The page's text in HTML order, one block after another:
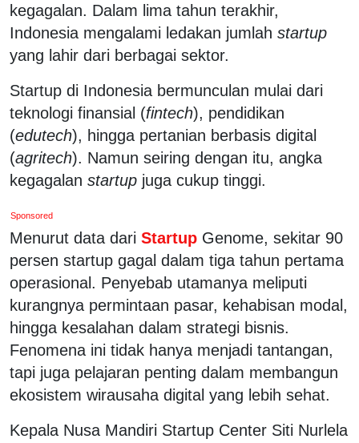
kegagalan. Dalam lima tahun terakhir,
Indonesia mengalami ledakan jumlah startup
yang lahir dari berbagai sektor.
Startup di Indonesia bermunculan mulai dari
teknologi finansial (fintech), pendidikan
(edutech), hingga pertanian berbasis digital
(agritech). Namun seiring dengan itu, angka
kegagalan startup juga cukup tinggi.
Sponsored
Menurut data dari Startup Genome, sekitar 90
persen startup gagal dalam tiga tahun pertama
operasional. Penyebab utamanya meliputi
kurangnya permintaan pasar, kehabisan modal,
hingga kesalahan dalam strategi bisnis.
Fenomena ini tidak hanya menjadi tantangan,
tapi juga pelajaran penting dalam membangun
ekosistem wirausaha digital yang lebih sehat.
Kepala Nusa Mandiri Startup Center Siti Nurlela